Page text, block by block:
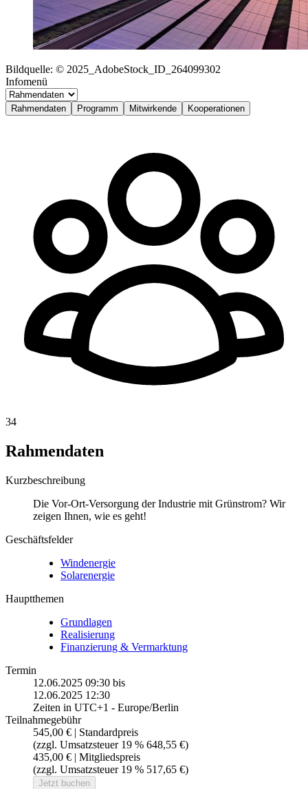
Bildquelle: © 2025_AdobeStock_ID_264099302
Infomenü
Rahmendaten Programm Mitwirkende Kooperationen
34
Rahmendaten
Kurzbeschreibung
Die Vor-Ort-Versorgung der Industrie mit Grünstrom? Wir
zeigen Ihnen, wie es geht!
Geschäftsfelder
Windenergie
Solarenergie
Hauptthemen
Grundlagen
Realisierung
Finanzierung & Vermarktung
Termin
12.06.2025 09:30 bis
12.06.2025 12:30
Zeiten in UTC+1 - Europe/Berlin
Teilnahmegebühr
545,00 € | Standardpreis
(zzgl. Umsatzsteuer 19 % 648,55 €)
435,00 € | Mitgliedspreis
(zzgl. Umsatzsteuer 19 % 517,65 €)
Jetzt buchen